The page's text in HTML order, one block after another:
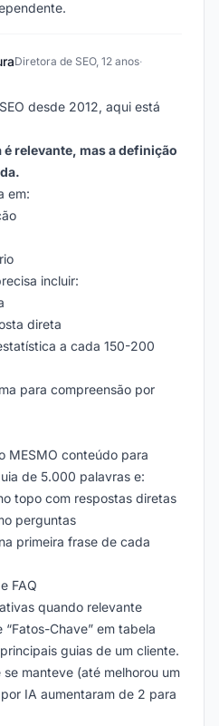
Diretora de SEO, 12 anos·
desde 2012, aqui está
é relevante, mas a definição
em:
incluir:
direta
a cada 150-200
para compreensão por
MESMO conteúdo para
de 5.000 palavras e:
topo com respostas diretas
perguntas
primeira frase de cada
FAQ
quando relevante
“Fatos-Chave” em tabela
guias de um cliente.
manteve (até melhorou um
IA aumentaram de 2 para